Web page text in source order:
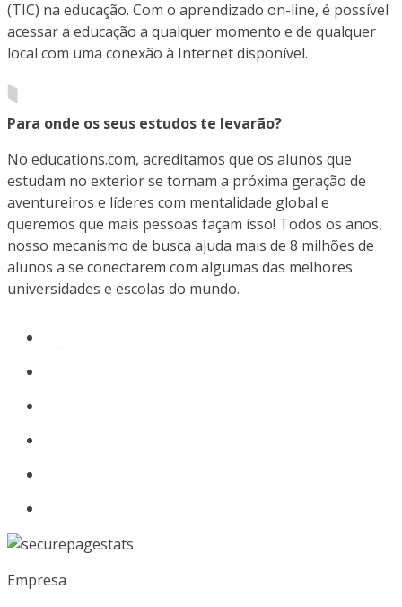
(TIC) na educação. Com o aprendizado on-line, é possível
acessar a educação a qualquer momento e de qualquer
local com uma conexão à Internet disponível.
Para onde os seus estudos te levarão?
No educations.com, acreditamos que os alunos que
estudam no exterior se tornam a próxima geração de
aventureiros e líderes com mentalidade global e
queremos que mais pessoas façam isso! Todos os anos,
nosso mecanismo de busca ajuda mais de 8 milhões de
alunos a se conectarem com algumas das melhores
universidades e escolas do mundo.
Empresa